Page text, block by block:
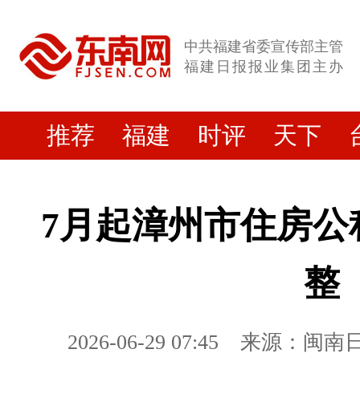
中共福建省委宣传部主管
福建日报报业集团主办
推荐 福建 时评 天下
7月起漳州市住房
整
2026-06-29 07:45 来源：闽南